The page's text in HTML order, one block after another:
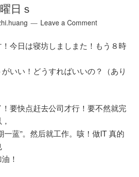
日ｓ
Leave a Comment
今日は寝坊しましまた！もう８時
いい！どうすればいいの？（あり
要快点赶去公司才行！要不然就完
一蓝”。然后就工作。咳！做IT 真的
！